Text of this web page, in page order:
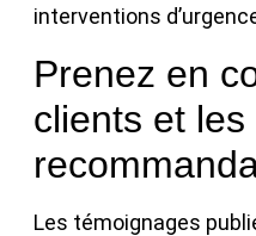
interventions
Prenez en
clients et les
Les témoignages